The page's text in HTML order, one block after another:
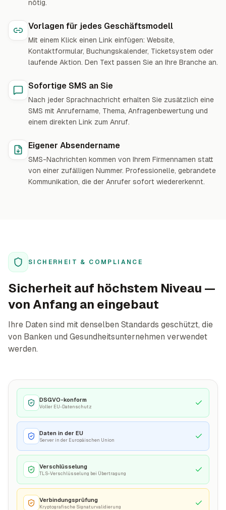
nötig.
Vorlagen für jedes Geschäftsmodell
Mit einem Klick einen Link einfügen: Website,
Kontaktformular, Buchungskalender, Ticketsystem oder
laufende Aktion. Den Text passen Sie an Ihre Branche an.
Sofortige SMS an Sie
Nach jeder Sprachnachricht erhalten Sie zusätzlich eine
SMS mit Anrufername, Thema, Anfragenbewertung und
einem direkten Link zum Anruf.
Eigener Absendername
SMS-Nachrichten kommen von Ihrem Firmennamen statt
von einer zufälligen Nummer. Professionelle, gebrandete
Kommunikation, die der Anrufer sofort wiedererkennt.
SICHERHEIT & COMPLIANCE
Sicherheit auf höchstem Niveau —
von Anfang an eingebaut
Ihre Daten sind mit denselben Standards geschützt, die
von Banken und Gesundheitsunternehmen verwendet
werden.
DSGVO-konform
Voller EU-Datenschutz
Daten in der EU
Server in der Europäischen Union
Verschlüsselung
TLS-Verschlüsselung bei Übertragung
Verbindungsprüfung
Kryptografische Signaturvalidierung